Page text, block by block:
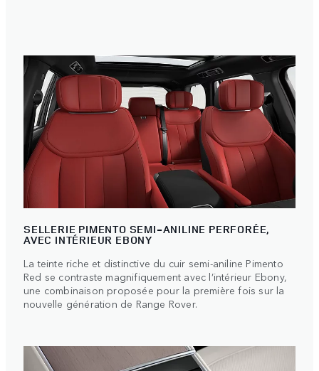
SELLERIE PIMENTO SEMI-ANILINE PERFORÉE,
AVEC INTÉRIEUR EBONY
La teinte riche et distinctive du cuir semi-aniline Pimento
Red se contraste magnifiquement avec l’intérieur Ebony,
une combinaison proposée pour la première fois sur la
nouvelle génération de Range Rover.